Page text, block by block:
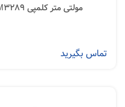
مولتی متر کلمپی HIOKI CM3289 با برند اصلی هیوکی
تماس بگیرید